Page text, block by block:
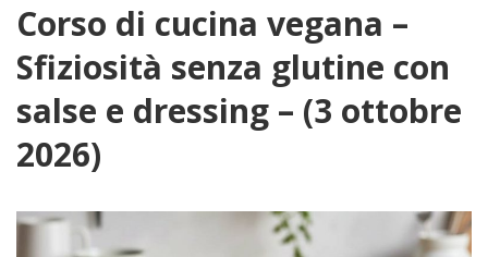
Corso di cucina vegana –
Sfiziosità senza glutine con
salse e dressing – (3 ottobre
2026)